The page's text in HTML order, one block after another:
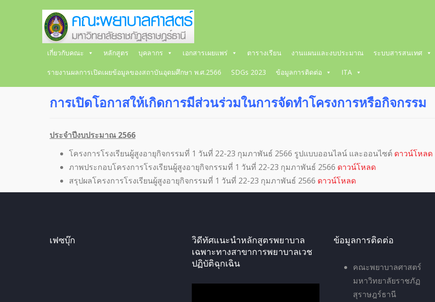
เกี่ยวกับคณะ หลักสูตร บุคลากร เอกสารเผยแพร่ ตารางเรียน งานแผนและงบประมาณ ระบบสารสนเทศ
รายงานผลการเปิดเผยข้อมูลของสถาบันอุดมศึกษา พ.ศ.2566 SDGs 2023 ข้อมูลการติดต่อ ITA
การเปิดโอกาสให้เกิดการมีส่วนร่วมในการจัดทำโครงการหรือกิจกรรม
ประจำปีงบประมาณ 2566
โครงการโรงเรียนผู้สูงอายุกิจกรรมที่ 1 วันที่ 22-23 กุมภาพันธ์ 2566 รูปแบบออนไลน์ และออนไซต์ ดาวน์โหลด
ภาพประกอบโครงการโรงเรียนผู้สูงอายุกิจกรรมที่ 1 วันที่ 22-23 กุมภาพันธ์ 2566 ดาวน์โหลด
สรุปผลโครงการโรงเรียนผู้สูงอายุกิจกรรมที่ 1 วันที่ 22-23 กุมภาพันธ์ 2566 ดาวน์โหลด
เฟซบุ๊ก
วิดีทัศแนะนำหลักสูตรพยาบาล
เฉพาะทางสาขาการพยาบาลเวช
ปฏิบัติฉุกเฉิน
ข้อมูลการติดต่อ
คณะพยาบาลศาสตร์
มหาวิทยาลัยราชภัฏ
สุราษฎร์ธานี